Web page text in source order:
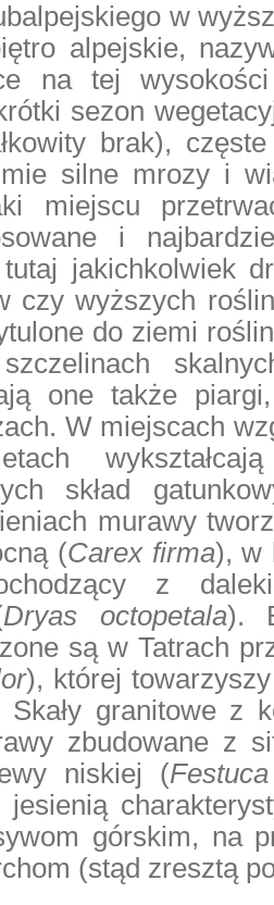
w
alpejskie,
na tej
sezon
brak),
silne mrozy i
miejscu
i
jakichkolwiek
czy wyższych
do ziemi
one także
W miejscach
skład
murawy
(Carex firma), w
z
Dryas octopetala).
są w Tatrach
), której
Skały granitowe z
zbudowane z
niskiej (
górskim, na
(stąd zresztą